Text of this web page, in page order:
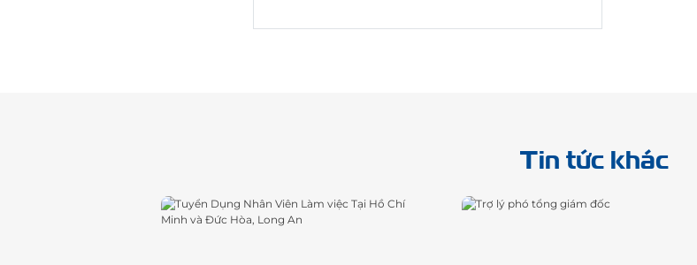
Tin tức khác